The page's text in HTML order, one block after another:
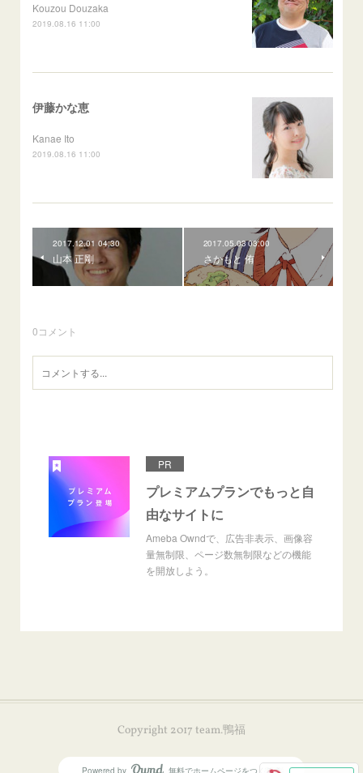
Kouzou Douzaka
2019.08.16 11:00
伊藤かな恵
Kanae Ito
2019.08.16 11:00
2017.12.01 04:30
山本 正剛
2017.05.03 03:00
さかもと 侑
0コメント
PR
プレミアムプランでもっと自
由なサイトに
Ameba Owndで、広告非表示、画像容
量無制限、ページ数無制限などの機能
を開放しよう。
Copyright 2017 team.鴨福
Powered by 無料でホームページをつくろう